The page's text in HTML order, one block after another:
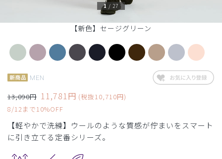
【新色】セージグリーン
1 / 27
MEN
13,090円 11,781円 (税抜10,710円)
8/12まで10%OFF
【軽やかで洗練】ウールのような質感が佇まいをスマート
に引き立てる定番シリーズ。